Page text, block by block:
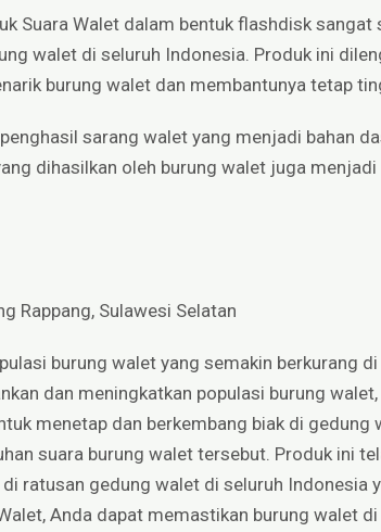
Suara Walet dalam bentuk flashdisk
walet di seluruh Indonesia. Produk ini
burung walet dan membantunya tetap
sarang walet yang menjadi bahan
dihasilkan oleh burung walet juga
Rappang, Sulawesi Selatan
burung walet yang semakin berkurang
dan meningkatkan populasi burung
menetap dan berkembang biak di gedung
suara burung walet tersebut. Produk ini
ratusan gedung walet di seluruh Indonesia
Anda dapat memastikan burung walet